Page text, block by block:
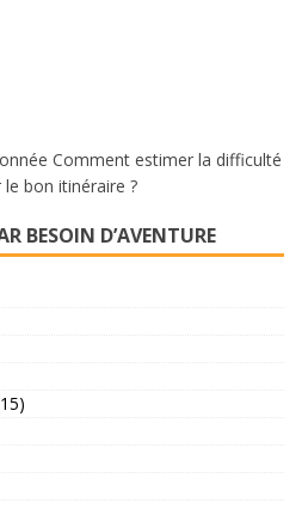
Comment estimer la difficulté
le bon itinéraire ?
BESOIN D’AVENTURE